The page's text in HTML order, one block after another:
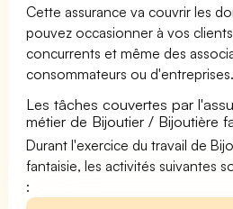
Cette assurance va couvrir les
pouvez occasionner à vos
concurrents et même des
consommateurs ou d'entreprises.
Les tâches couvertes par
métier de Bijoutier / Bijoutière
Durant l'exercice du travail de
fantaisie, les activités suivantes
: